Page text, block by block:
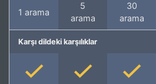
1 arama
5
arama
30
arama
Karşı dildeki karşılıklar